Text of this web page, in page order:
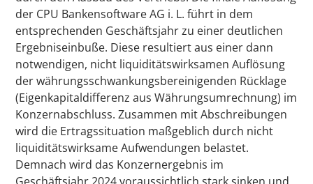
der CPU Bankensoftware AG i. L. führt in dem
entsprechenden Geschäftsjahr zu einer deutlichen
Ergebniseinbuße. Diese resultiert aus einer dann
notwendigen, nicht liquiditätswirksamen Auflösung
der währungsschwankungsbereinigenden Rücklage
(Eigenkapitaldifferenz aus Währungsumrechnung) im
Konzernabschluss. Zusammen mit Abschreibungen
wird die Ertragssituation maßgeblich durch nicht
liquiditätswirksame Aufwendungen belastet.
Demnach wird das Konzernergebnis im
Geschäftsjahr 2024 voraussichtlich stark sinken und